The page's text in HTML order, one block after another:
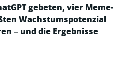
gebeten, vier Meme-
Wachstumspotenzial
– und die Ergebnisse